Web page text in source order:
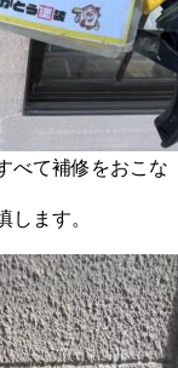
べて補修をおこな
します。